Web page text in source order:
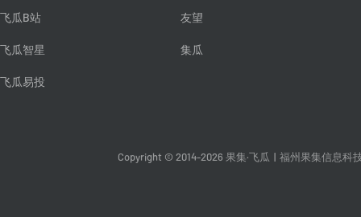
飞瓜B站
飞瓜智星
飞瓜易投
友望
集瓜
Copyright © 2014-2026 果集·飞瓜 福州果集信息科